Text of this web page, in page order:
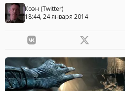
Коэн (Twitter)
18:44, 24 января 2014